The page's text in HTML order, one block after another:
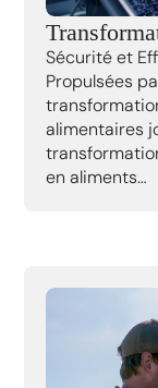
Sécurité et
Propulsées
alimentaires
en aliments…